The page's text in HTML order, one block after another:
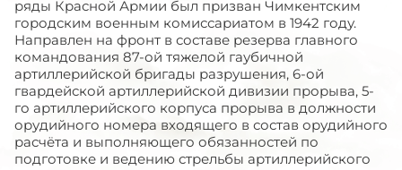
ряды Красной Армии был призван Чимкентским
городским военным комиссариатом в 1942 году.
Направлен на фронт в составе резерва главного
командования 87-ой тяжелой гаубичной
артиллерийской бригады разрушения, 6-ой
гвардейской артиллерийской дивизии прорыва, 5-
го артиллерийского корпуса прорыва в должности
орудийного номера входящего в состав орудийного
расчёта и выполняющего обязанностей по
подготовке и ведению стрельбы артиллерийского